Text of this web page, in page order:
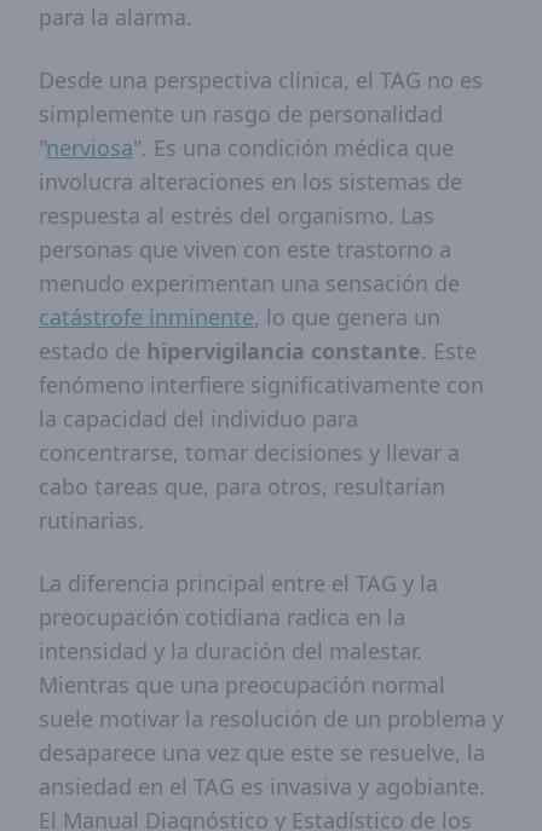
para la alarma.
Desde una perspectiva clínica, el TAG no es
simplemente un rasgo de personalidad
"nerviosa". Es una condición médica que
involucra alteraciones en los sistemas de
respuesta al estrés del organismo. Las
personas que viven con este trastorno a
menudo experimentan una sensación de
catástrofe inminente, lo que genera un
estado de hipervigilancia constante. Este
fenómeno interfiere significativamente con
la capacidad del individuo para
concentrarse, tomar decisiones y llevar a
cabo tareas que, para otros, resultarían
rutinarias.
La diferencia principal entre el TAG y la
preocupación cotidiana radica en la
intensidad y la duración del malestar.
Mientras que una preocupación normal
suele motivar la resolución de un problema y
desaparece una vez que este se resuelve, la
ansiedad en el TAG es invasiva y agobiante.
El Manual Diagnóstico y Estadístico de los